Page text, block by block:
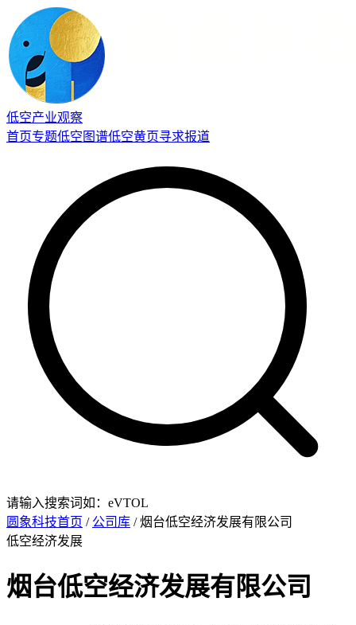
低空产业观察
首页专题低空图谱低空黄页寻求报道
请输入搜索词如：eVTOL
圆象科技首页 / 公司库 / 烟台低空经济发展有限公司
低空经济发展
烟台低空经济发展有限公司